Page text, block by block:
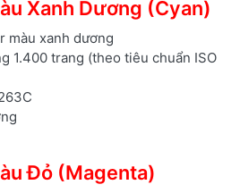
Xanh Dương (Cyan)
màu xanh dương
1.400 trang (theo tiêu chuẩn ISO
Đỏ (Magenta)